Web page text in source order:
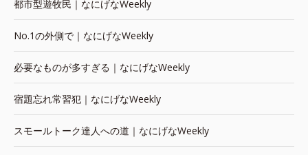
都市型遊牧民｜なにげなWeekly
No.1の外側で｜なにげなWeekly
必要なものが多すぎる｜なにげなWeekly
宿題忘れ常習犯｜なにげなWeekly
スモールトーク達人への道｜なにげなWeekly